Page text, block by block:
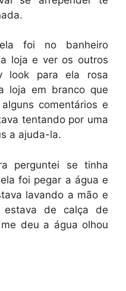
foi no banheiro
loja e ver os outros
look para ela rosa
loja em branco que
comentários e
tentando por uma
a ajuda-la.
perguntei se tinha
foi pegar a água e
lavando a mão e
de calça de
deu a água olhou